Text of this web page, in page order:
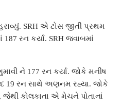
SRH એ ટોસ જીતી પ્રથમ
રન કર્યા. SRH જવાબમાં
ને 177 રન કર્યા. જોકે મનીષ
19 રન સાથે અણનમ રહ્યા. જોકે
કોલકાતા એ મેચને પોતાનાં